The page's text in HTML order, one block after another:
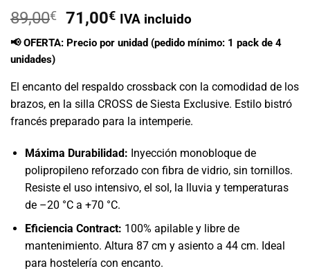
89,00€
El
precio
original
89,00€.
71,00€El
precio
actual
71,00€.
IVA incluido
📢 OFERTA: Precio por unidad (pedido mínimo: 1 pack de 4
unidades)
El encanto del respaldo crossback con la comodidad de los
brazos, en la silla CROSS de Siesta Exclusive. Estilo bistró
francés preparado para la intemperie.
Máxima Durabilidad: Inyección monobloque de
polipropileno reforzado con fibra de vidrio, sin tornillos.
Resiste el uso intensivo, el sol, la lluvia y temperaturas
de –20 °C a +70 °C.
Eficiencia Contract: 100% apilable y libre de
mantenimiento. Altura 87 cm y asiento a 44 cm. Ideal
para hostelería con encanto.